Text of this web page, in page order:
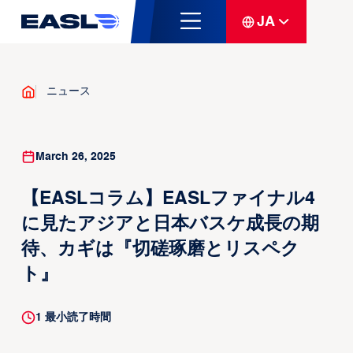
JA
ニュース
March 26, 2025
【EASLコラム】EASLファイナル4
に見たアジアと日本バスケ成長の期
待、カギは『切磋琢磨とリスペク
ト』
1 最小読了時間